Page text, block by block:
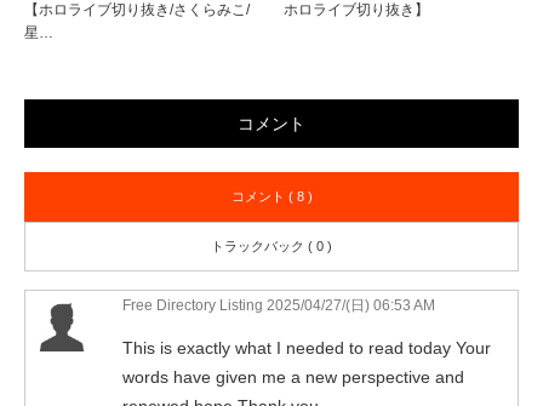
【ホロライブ切り抜き/さくらみこ/
星…
ホロライブ切り抜き】
コメント
コメント ( 8 )
トラックバック ( 0 )
Free Directory Listing 2025/04/27/(日) 06:53 AM
This is exactly what I needed to read today Your
words have given me a new perspective and